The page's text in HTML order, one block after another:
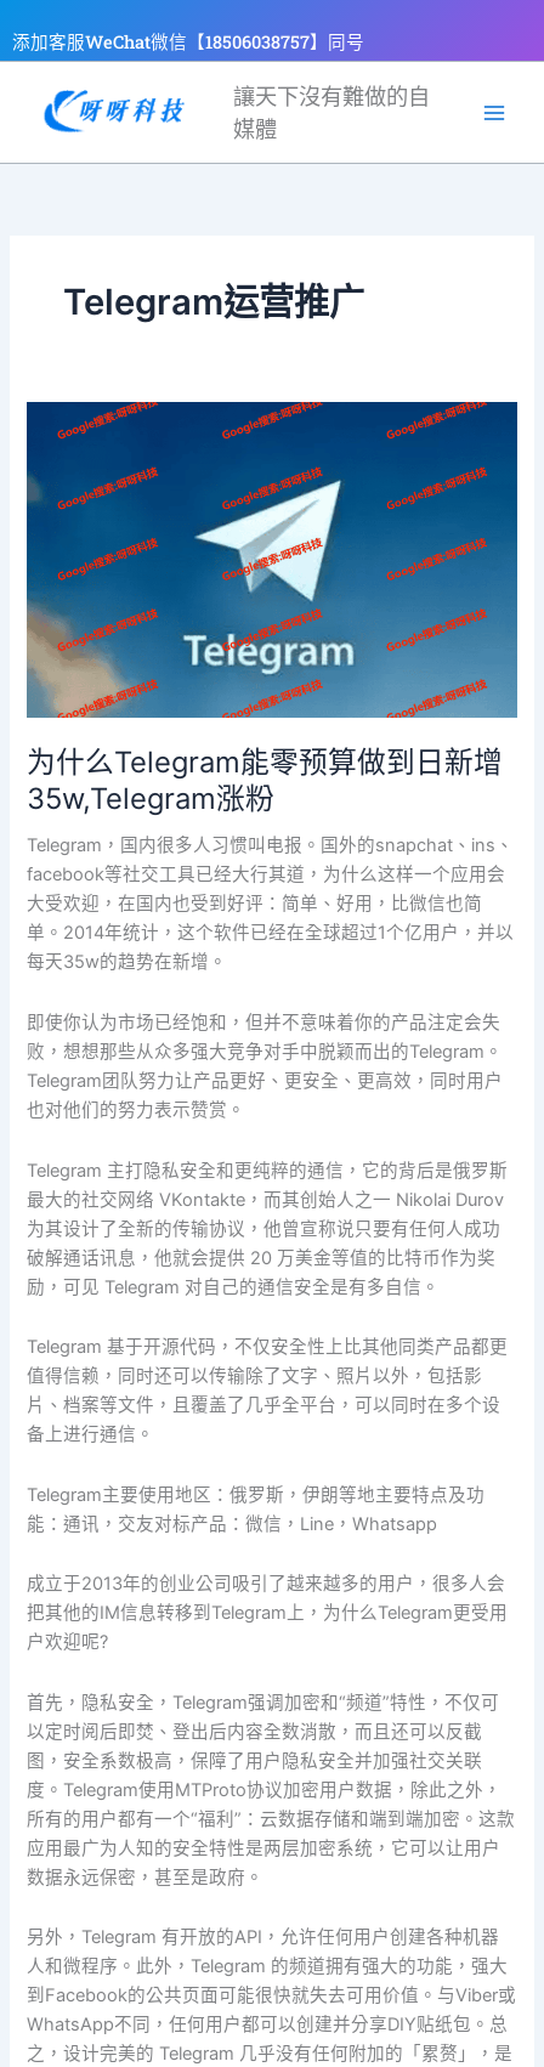
至
容
添加客服WeChat微信【18506038757】同号
讓天下沒有難做的自
媒體
Telegram运营推广
为什么Telegram能零预算做到日新增
35w,Telegram涨粉
Telegram，国内很多人习惯叫电报。国外的snapchat、ins、
facebook等社交工具已经大行其道，为什么这样一个应用会
大受欢迎，在国内也受到好评：简单、好用，比微信也简
单。2014年统计，这个软件已经在全球超过1个亿用户，并以
每天35w的趋势在新增。
即使你认为市场已经饱和，但并不意味着你的产品注定会失
败，想想那些从众多强大竞争对手中脱颖而出的Telegram。
Telegram团队努力让产品更好、更安全、更高效，同时用户
也对他们的努力表示赞赏。
Telegram 主打隐私安全和更纯粹的通信，它的背后是俄罗斯
最大的社交网络 VKontakte，而其创始人之一 Nikolai Durov
为其设计了全新的传输协议，他曾宣称说只要有任何人成功
破解通话讯息，他就会提供 20 万美金等值的比特币作为奖
励，可见 Telegram 对自己的通信安全是有多自信。
Telegram 基于开源代码，不仅安全性上比其他同类产品都更
值得信赖，同时还可以传输除了文字、照片以外，包括影
片、档案等文件，且覆盖了几乎全平台，可以同时在多个设
备上进行通信。
Telegram主要使用地区：俄罗斯，伊朗等地主要特点及功
能：通讯，交友对标产品：微信，Line，Whatsapp
成立于2013年的创业公司吸引了越来越多的用户，很多人会
把其他的IM信息转移到Telegram上，为什么Telegram更受用
户欢迎呢?
首先，隐私安全，Telegram强调加密和“频道”特性，不仅可
以定时阅后即焚、登出后内容全数消散，而且还可以反截
图，安全系数极高，保障了用户隐私安全并加强社交关联
度。Telegram使用MTProto协议加密用户数据，除此之外，
所有的用户都有一个“福利”：云数据存储和端到端加密。这款
应用最广为人知的安全特性是两层加密系统，它可以让用户
数据永远保密，甚至是政府。
另外，Telegram 有开放的API，允许任何用户创建各种机器
人和微程序。此外，Telegram 的频道拥有强大的功能，强大
到Facebook的公共页面可能很快就失去可用价值。与Viber或
WhatsApp不同，任何用户都可以创建并分享DIY贴纸包。总
之，设计完美的 Telegram 几乎没有任何附加的「累赘」，是
么
Telegram
预
算
到
增
35w,Telegram
粉